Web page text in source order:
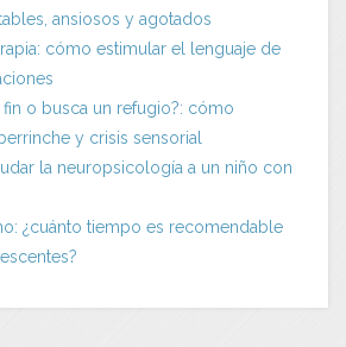
ansiosos y agotados
cómo estimular el lenguaje de
fin o busca un refugio?: cómo
y crisis sensorial
la neuropsicología a un niño con
¿cuánto tiempo es recomendable